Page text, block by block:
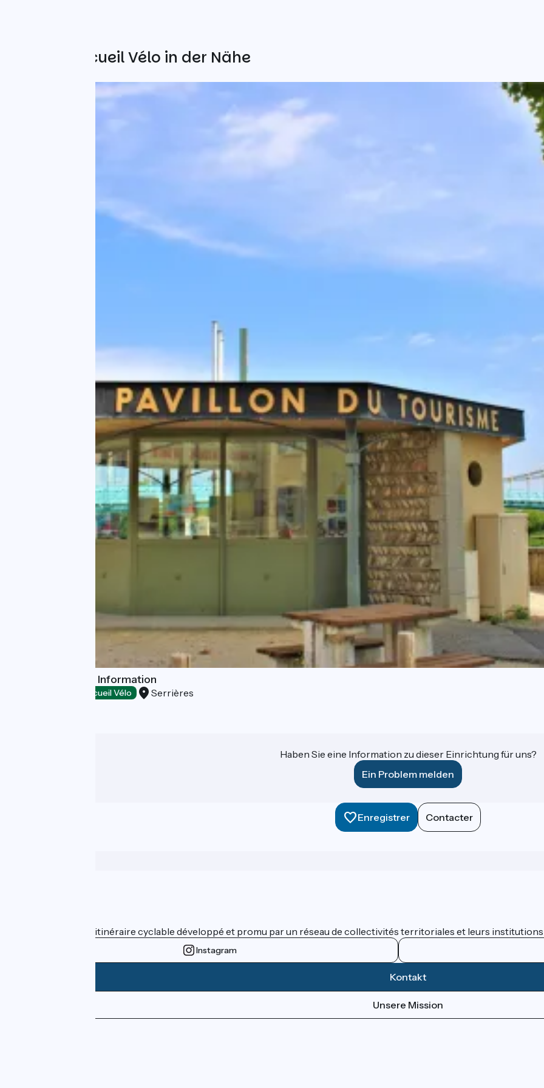
Weitere Accueil Vélo in der Nähe
Serrières Tourist Information
Accueil Vélo Serrières
Haben Sie eine Information zu dieser Einrichtung für uns?
Ein Problem melden
Enregistrer Contacter
ViaRhôna est un itinéraire cyclable développé et promu par un réseau de collectivités territoriales et leurs
Instagram
Kontakt
Unsere Mission